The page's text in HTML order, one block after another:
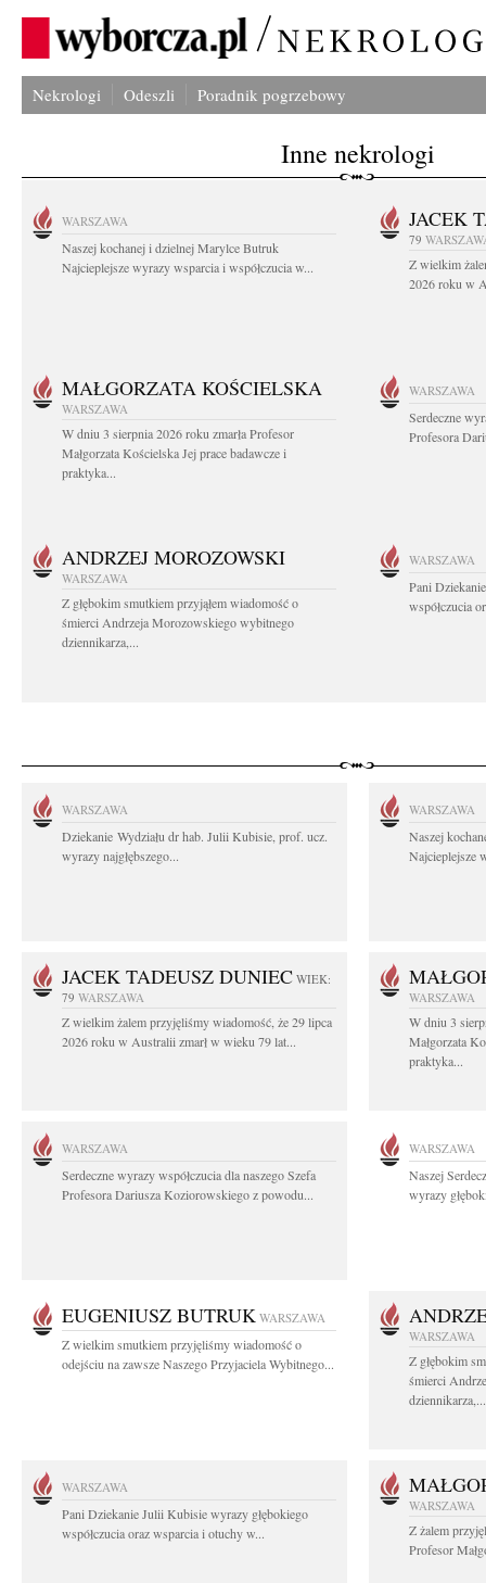
Nekrologi Odeszli Poradnik pogrzebowy
Inne nekrologi
WARSZAWA
Naszej kochanej i dzielnej Marylce Butruk
Najcieplejsze wyrazy wsparcia i współczucia w...
JACEK
79
Z wielkim
2026 roku w
MAŁGORZATA KOŚCIELSKA
WARSZAWA
W dniu 3 sierpnia 2026 roku zmarła Profesor
Małgorzata Kościelska Jej prace badawcze i
praktyka...
WARSZAWA
Serdeczne
Profesora
ANDRZEJ MOROZOWSKI
WARSZAWA
Z głębokim smutkiem przyjąłem wiadomość o
śmierci Andrzeja Morozowskiego wybitnego
dziennikarza,...
WARSZAWA
Pani
współczucia
WARSZAWA
Dziekanie Wydziału dr hab. Julii Kubisie, prof. ucz.
wyrazy najgłębszego...
WARSZAWA
Naszej
Najcieplejsze
JACEK TADEUSZ DUNIEC WIEK:
79 WARSZAWA
Z wielkim żalem przyjęliśmy wiadomość, że 29 lipca
2026 roku w Australii zmarł w wieku 79 lat...
WARSZAWA
W dniu 3
Małgorzata
praktyka...
WARSZAWA
Serdeczne wyrazy współczucia dla naszego Szefa
Profesora Dariusza Koziorowskiego z powodu...
WARSZAWA
Naszej
wyrazy
EUGENIUSZ BUTRUK WARSZAWA
Z wielkim smutkiem przyjęliśmy wiadomość o
odejściu na zawsze Naszego Przyjaciela Wybitnego...
WARSZAWA
Z głębokim
śmierci
dziennikarza,...
WARSZAWA
Pani Dziekanie Julii Kubisie wyrazy głębokiego
współczucia oraz wsparcia i otuchy w...
WARSZAWA
Z żalem
Profesor